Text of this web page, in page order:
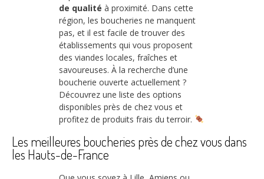
de qualité à proximité. Dans cette
région, les boucheries ne manquent
pas, et il est facile de trouver des
établissements qui vous proposent
des viandes locales, fraîches et
savoureuses. À la recherche d’une
boucherie ouverte actuellement ?
Découvrez une liste des options
disponibles près de chez vous et
profitez de produits frais du terroir.
Les meilleures boucheries près de chez vous dans
les Hauts-de-France